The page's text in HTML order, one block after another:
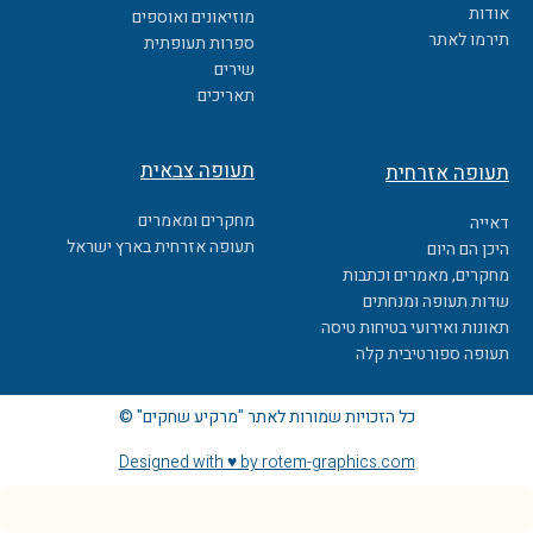
o
o
k
אודות
תירמו לאתר
מוזיאונים ואוספים
ספרות תעופתית
שירים
תאריכים
תעופה אזרחית
דאייה
היכן הם היום
מחקרים, מאמרים וכתבות
שדות תעופה ומנחתים
תאונות ואירועי בטיחות טיסה
תעופה ספורטיבית קלה
תעופה צבאית
מחקרים ומאמרים
תעופה אזרחית בארץ ישראל
כל הזכויות שמורות לאתר "מרקיע שחקים" ©
Designed with ♥ by rotem-graphics.com